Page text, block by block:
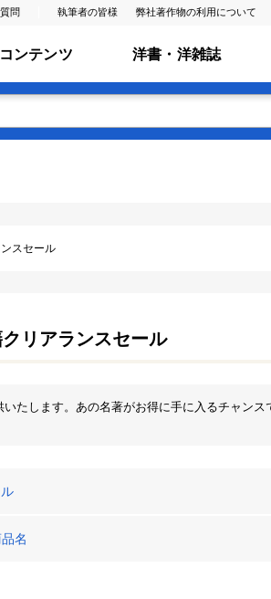
問 執筆者の皆様 弊社著作物の利用について
ンテンツ 洋書・洋雑誌
スセール
リアランスセール
たします。あの名著がお得に手に入るチャン
名